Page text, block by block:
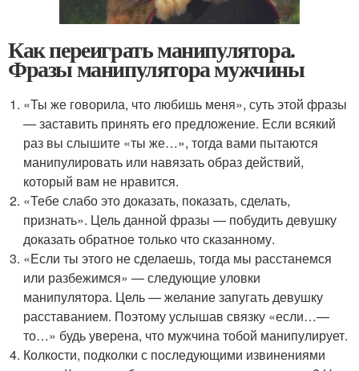
Как переиграть манипулятора.
Фразы манипулятора мужчины
«Ты же говорила, что любишь меня», суть этой фразы
— заставить принять его предложение. Если всякий
раз вы слышите «ты же…», тогда вами пытаются
манипулировать или навязать образ действий,
который вам не нравится.
«Тебе слабо это доказать, показать, сделать,
признать». Цель данной фразы — побудить девушку
доказать обратное только что сказанному.
«Если ты этого не сделаешь, тогда мы расстанемся
или разбежимся» — следующие уловки
манипулятора. Цель — желание запугать девушку
расставанием. Поэтому услышав связку «если…—
то…» будь уверена, что мужчина тобой манипулирует.
Колкости, подколки с последующими извинениями